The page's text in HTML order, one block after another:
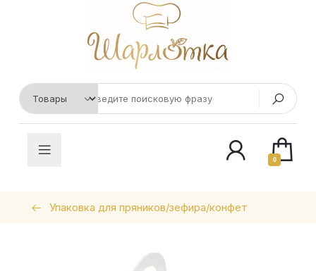
0
Упаковка для пряников/зефира/конфет